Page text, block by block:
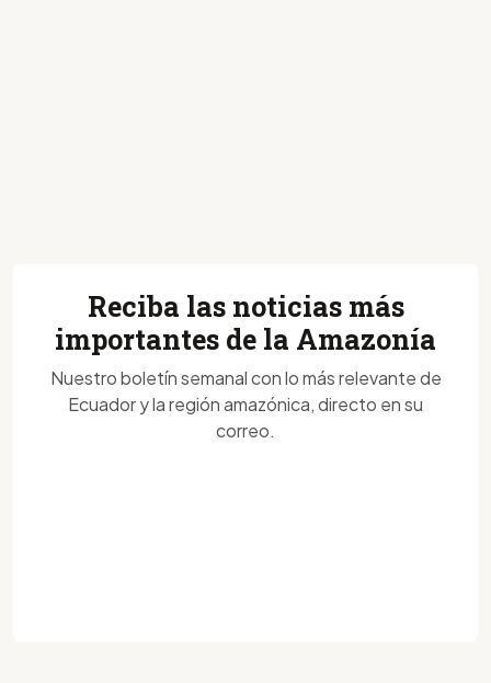
Reciba las noticias más
importantes de la Amazonía
Nuestro boletín semanal con lo más relevante de
Ecuador y la región amazónica, directo en su
correo.